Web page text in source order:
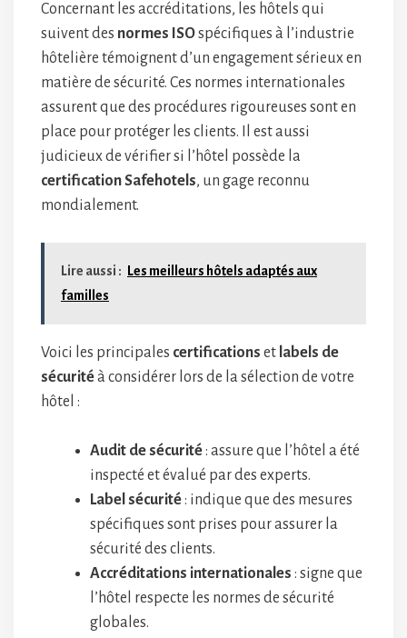
Concernant les accréditations, les hôtels qui
suivent des normes ISOspécifiques à l’industrie
hôtelière témoignent d’un engagement sérieux en
matière de sécurité. Ces normes internationales
assurent que des procédures rigoureuses sont en
place pour protéger les clients. Il est aussi
judicieux de vérifier si l’hôtel possède la
certification Safehotels, un gage reconnu
mondialement.
Lire aussi :
Les meilleurs hôtels adaptés aux
familles
Voici les principales certifications et labels de
sécuritéà considérer lors de la sélection de votre
hôtel :
Audit de sécurité: assure que l’hôtel a été
inspecté et évalué par des experts.
Label sécurité: indique que des mesures
spécifiques sont prises pour assurer la
sécurité des clients.
Accréditations internationales : signe que
l’hôtel respecte les normes de sécurité
globales.